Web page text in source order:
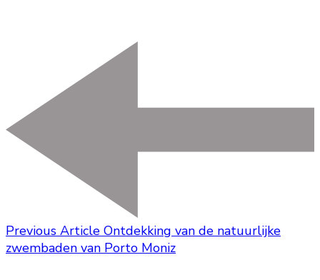
Previous Article Ontdekking van de natuurlijke
zwembaden van Porto Moniz